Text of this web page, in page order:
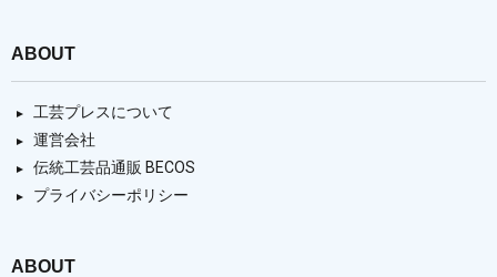
ABOUT
工芸プレスについて
運営会社
伝統工芸品通販 BECOS
プライバシーポリシー
ABOUT